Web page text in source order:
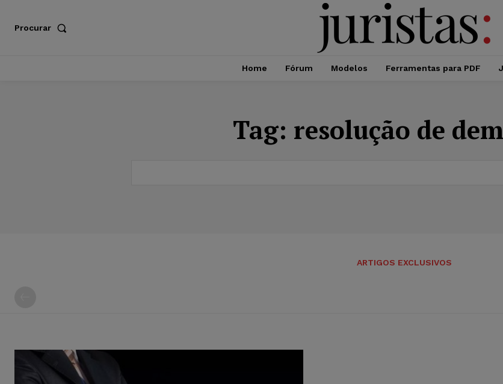
Procurar
Home Fórum Modelos Ferramentas para PDF
Tag: resolução de
ARTIGOS EXCLUSIVOS